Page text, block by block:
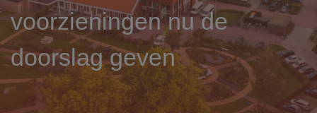
voorzieningen nu de
doorslag geven